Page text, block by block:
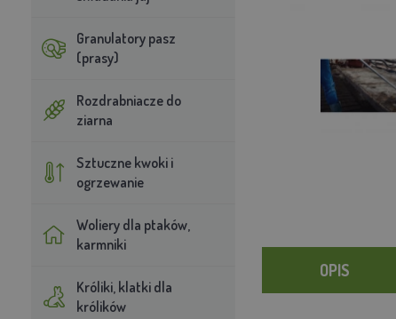
Granulatory pasz
(prasy)
Rozdrabniacze do
ziarna
Sztuczne kwoki i
ogrzewanie
Woliery dla ptaków,
karmniki
Króliki, klatki dla
królików
OPIS